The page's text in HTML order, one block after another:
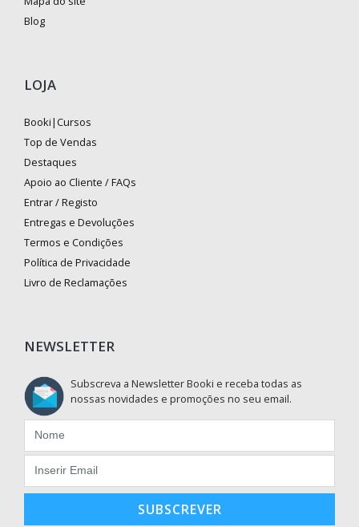
Blog
LOJA
Booki|Cursos
Top de Vendas
Destaques
Apoio ao Cliente / FAQs
Entrar / Registo
Entregas e Devoluções
Termos e Condições
Política de Privacidade
Livro de Reclamações
NEWSLETTER
Subscreva a Newsletter Booki e receba todas as
nossas novidades e promoções no seu email.
SUBSCREVER